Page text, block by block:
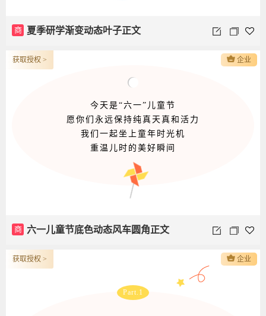
商 夏季研学渐变动态叶子正文
今天是“六一”儿童节
愿你们永远保持纯真天真和活力
我们一起坐上童年时光机
重温儿时的美好瞬间
商 六一儿童节底色动态风车圆角正文
获取授权 > 企业
Part.1
获取授权 > 企业